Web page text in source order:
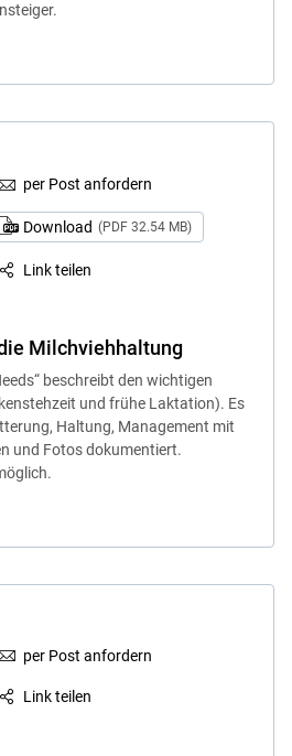
per Post anfordern
Download (PDF 32.54 MB)
Link teilen
Milchviehhaltung
beschreibt den wichtigen
und frühe Laktation). Es
Haltung, Management mit
und Fotos dokumentiert.
per Post anfordern
Link teilen